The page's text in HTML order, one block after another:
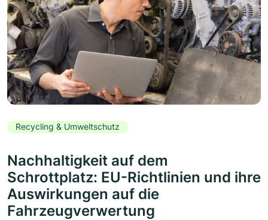
Recycling & Umweltschutz
Nachhaltigkeit auf dem
Schrottplatz: EU-Richtlinien und ihre
Auswirkungen auf die
Fahrzeugverwertung